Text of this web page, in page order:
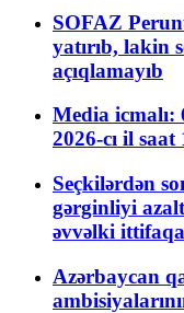
SOFAZ
yatırıb, lakin
açıqlamayıb
Media icmalı:
2026-cı il
Seçkilərdən
gərginliyi
əvvəlki ittifaqa
Azərbaycan